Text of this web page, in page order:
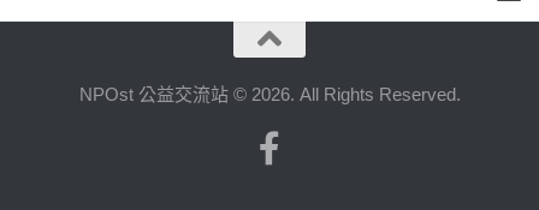
NPOst 公益交流站 © 2026. All Rights Reserved.